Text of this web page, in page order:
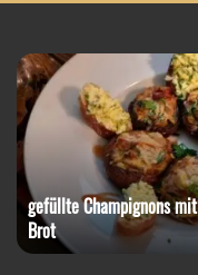
gefüllte Champignons mit
Brot